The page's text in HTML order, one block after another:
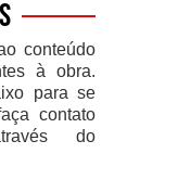
conteúdo
à obra.
para se
contato
do